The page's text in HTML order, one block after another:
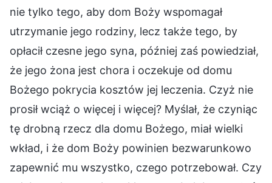
nie tylko tego, aby dom Boży wspomagał
utrzymanie jego rodziny, lecz także tego, by
opłacił czesne jego syna, później zaś powiedział,
że jego żona jest chora i oczekuje od domu
Bożego pokrycia kosztów jej leczenia. Czyż nie
prosił wciąż o więcej i więcej? Myślał, że czyniąc
tę drobną rzecz dla domu Bożego, miał wielki
wkład, i że dom Boży powinien bezwarunkowo
zapewnić mu wszystko, czego potrzebował. Czy